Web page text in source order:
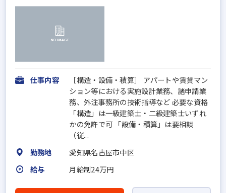
仕事内容
［構造・設備・積算］ アパートや賃貸マン
ション等における実施設計業務、諸申請業
務、外注事務所の技術指導など 必要な資格
「構造」は一級建築士・二級建築士いずれ
かの免許で可 「設備・積算」は要相談
（従...
勤務地
愛知県名古屋市中区
給与
月給制24万円